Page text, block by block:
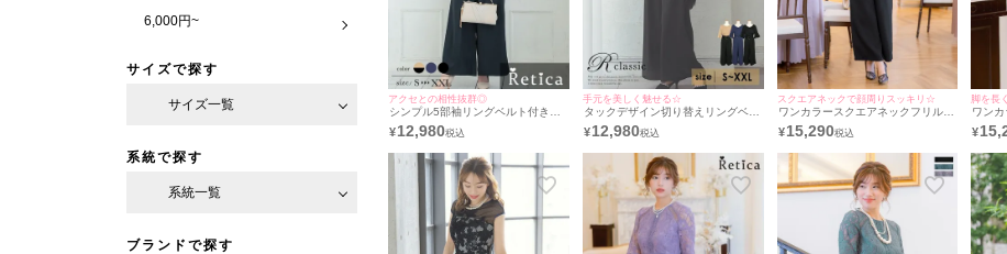
6,000円~
サイズで探す
サイズ一覧
系統で探す
系統一覧
ブランドで探す
アクセとの相性抜群◎
シンプル5部袖リングベルト付きタ
ックワイドパンツツーピースベルス
リーブ結婚式パーティードレス
¥12,980
手元を美しく魅せる☆
タックデザイン切り替えリングベル
ト付きワイドパンツツーピース5部
袖ベルスリーブ結婚式パーティード
¥12,980
スクエアネックで顔周りスッキリ☆
ワンカラースクエアネックフリル5
部袖ワイドパンツ結婚式パーティー
ドレス [Retica/レティカ]
¥ 15,290
脚を長
ワンカ
替ワ
レス
¥